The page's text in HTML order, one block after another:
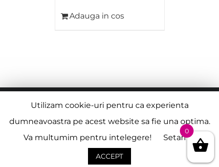
Adauga in cos
© Copyright2026 |Termeni si Conditii| Creat de
Alexandru Virbanescu
FacebookInstagram
Utilizam cookie-uri pentru ca experienta
dumneavoastra pe acest website sa fie una optima.
Va multumim pentru intelegere!
Setari
ACCEPT
0